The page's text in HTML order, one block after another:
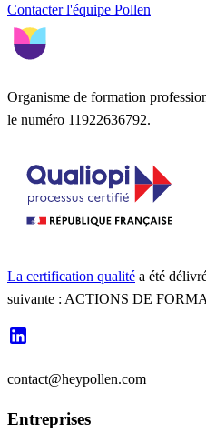
Contacter l'équipe Pollen
Organisme de formation
le numéro 11922636792.
La certification qualité a été
suivante : ACTIONS DE
contact@heypollen.com
Entreprises